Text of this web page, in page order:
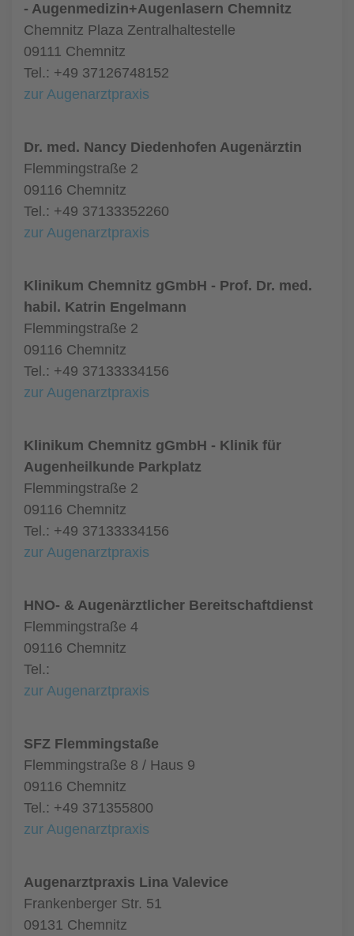
- Augenmedizin+Augenlasern Chemnitz
Chemnitz Plaza Zentralhaltestelle
09111 Chemnitz
Tel.: +49 37126748152
zur Augenarztpraxis
Dr. med. Nancy Diedenhofen Augenärztin
Flemmingstraße 2
09116 Chemnitz
Tel.: +49 37133352260
zur Augenarztpraxis
Klinikum Chemnitz gGmbH - Prof. Dr. med.
habil. Katrin Engelmann
Flemmingstraße 2
09116 Chemnitz
Tel.: +49 37133334156
zur Augenarztpraxis
Klinikum Chemnitz gGmbH - Klinik für
Augenheilkunde Parkplatz
Flemmingstraße 2
09116 Chemnitz
Tel.: +49 37133334156
zur Augenarztpraxis
HNO- & Augenärztlicher Bereitschaftdienst
Flemmingstraße 4
09116 Chemnitz
Tel.:
zur Augenarztpraxis
SFZ Flemmingstaße
Flemmingstraße 8 / Haus 9
09116 Chemnitz
Tel.: +49 371355800
zur Augenarztpraxis
Augenarztpraxis Lina Valevice
Frankenberger Str. 51
09131 Chemnitz